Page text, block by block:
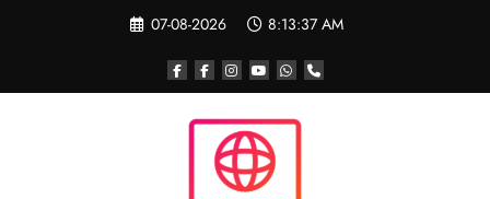
07-08-2026 8:13:37 AM